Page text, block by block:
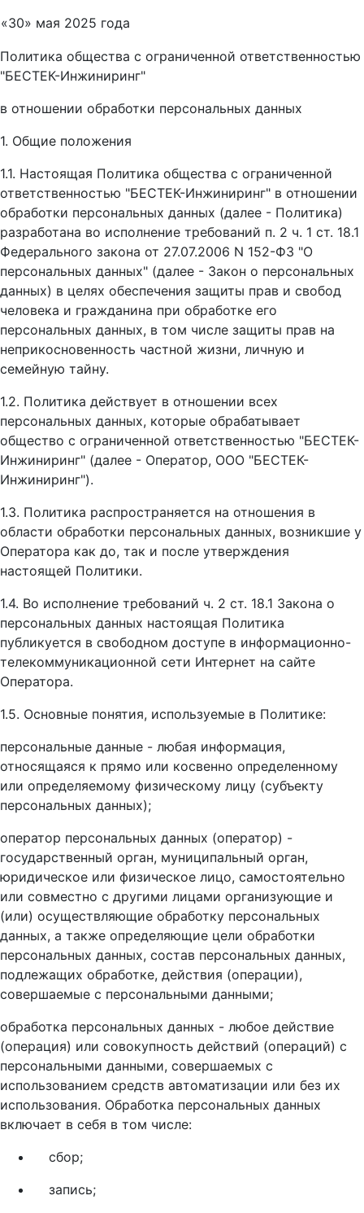
«30» мая 2025 года
Политика общества с ограниченной ответственностью
"БЕСТЕК-Инжиниринг"
в отношении обработки персональных данных
1. Общие положения
1.1. Настоящая Политика общества с ограниченной
ответственностью "БЕСТЕК-Инжиниринг" в отношении
обработки персональных данных (далее - Политика)
разработана во исполнение требований п. 2 ч. 1 ст. 18.1
Федерального закона от 27.07.2006 N 152-ФЗ "О
персональных данных" (далее - Закон о персональных
данных) в целях обеспечения защиты прав и свобод
человека и гражданина при обработке его
персональных данных, в том числе защиты прав на
неприкосновенность частной жизни, личную и
семейную тайну.
1.2. Политика действует в отношении всех
персональных данных, которые обрабатывает
общество с ограниченной ответственностью "БЕСТЕК-
Инжиниринг" (далее - Оператор, ООО "БЕСТЕК-
Инжиниринг").
1.3. Политика распространяется на отношения в
области обработки персональных данных, возникшие у
Оператора как до, так и после утверждения
настоящей Политики.
1.4. Во исполнение требований ч. 2 ст. 18.1 Закона о
персональных данных настоящая Политика
публикуется в свободном доступе в информационно-
телекоммуникационной сети Интернет на сайте
Оператора.
1.5. Основные понятия, используемые в Политике:
персональные данные - любая информация,
относящаяся к прямо или косвенно определенному
или определяемому физическому лицу (субъекту
персональных данных);
оператор персональных данных (оператор) -
государственный орган, муниципальный орган,
юридическое или физическое лицо, самостоятельно
или совместно с другими лицами организующие и
(или) осуществляющие обработку персональных
данных, а также определяющие цели обработки
персональных данных, состав персональных данных,
подлежащих обработке, действия (операции),
совершаемые с персональными данными;
обработка персональных данных - любое действие
(операция) или совокупность действий (операций) с
персональными данными, совершаемых с
использованием средств автоматизации или без их
использования. Обработка персональных данных
включает в себя в том числе:
сбор;
запись;